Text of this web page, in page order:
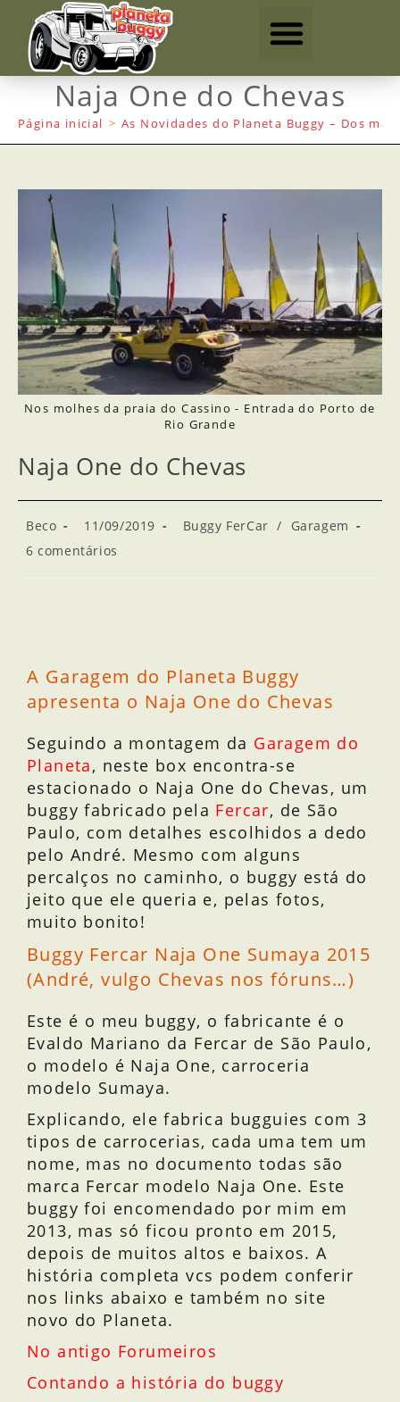
Naja One do Chevas
Página inicial > As Novidades do Planeta Buggy – Dos
Nos molhes da praia do Cassino - Entrada do Porto de
Rio Grande
Naja One do Chevas
Beco 11/09/2019 Buggy FerCar /
Garagem
6 comentários
A Garagem do Planeta Buggy
apresenta o Naja One do Chevas
Seguindo a montagem da Garagem do
Planeta, neste box encontra-se
estacionado o Naja One do Chevas, um
buggy fabricado pela Fercar, de São
Paulo, com detalhes escolhidos a dedo
pelo André. Mesmo com alguns
percalços no caminho, o buggy está do
jeito que ele queria e, pelas fotos,
muito bonito!
Buggy Fercar Naja One Sumaya 2015
(André, vulgo Chevas nos fóruns…)
Este é o meu buggy, o fabricante é o
Evaldo Mariano da Fercar de São Paulo,
o modelo é Naja One, carroceria
modelo Sumaya.
Explicando, ele fabrica bugguies com 3
tipos de carrocerias, cada uma tem um
nome, mas no documento todas são
marca Fercar modelo Naja One. Este
buggy foi encomendado por mim em
2013, mas só ficou pronto em 2015,
depois de muitos altos e baixos. A
história completa vcs podem conferir
nos links abaixo e também no site
novo do Planeta.
No antigo Forumeiros
Contando a história do buggy